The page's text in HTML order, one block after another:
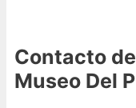
Contacto
Museo Del